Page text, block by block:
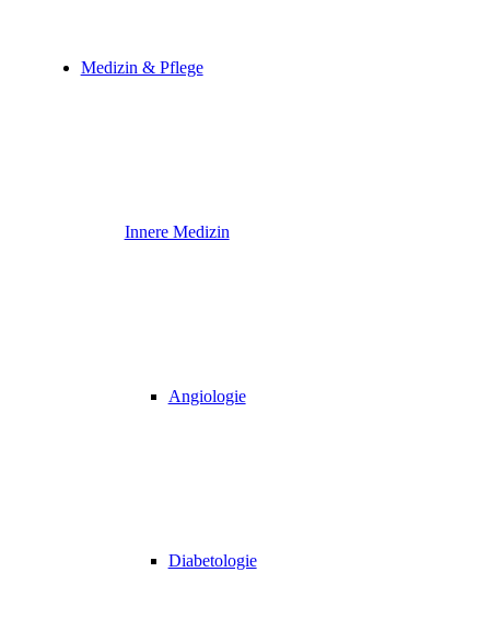
Medizin & Pflege
Innere Medizin
Angiologie
Diabetologie